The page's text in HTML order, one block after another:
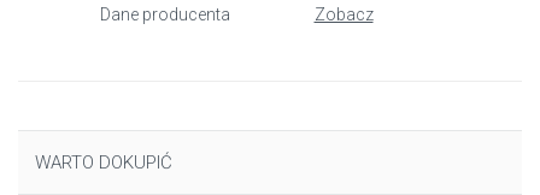
Dane producenta
Zobacz
WARTO DOKUPIĆ